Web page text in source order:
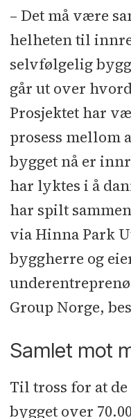
– Det må være
helheten til
selvfølgelig
går ut over
Prosjektet har
prosess mellom
bygget nå er
har lyktes i å
har spilt
via Hinna Park
byggherre og
Group Norge,
Samlet mot
Til tross for at
bygget over